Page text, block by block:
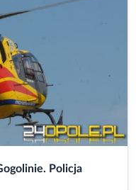
Policja